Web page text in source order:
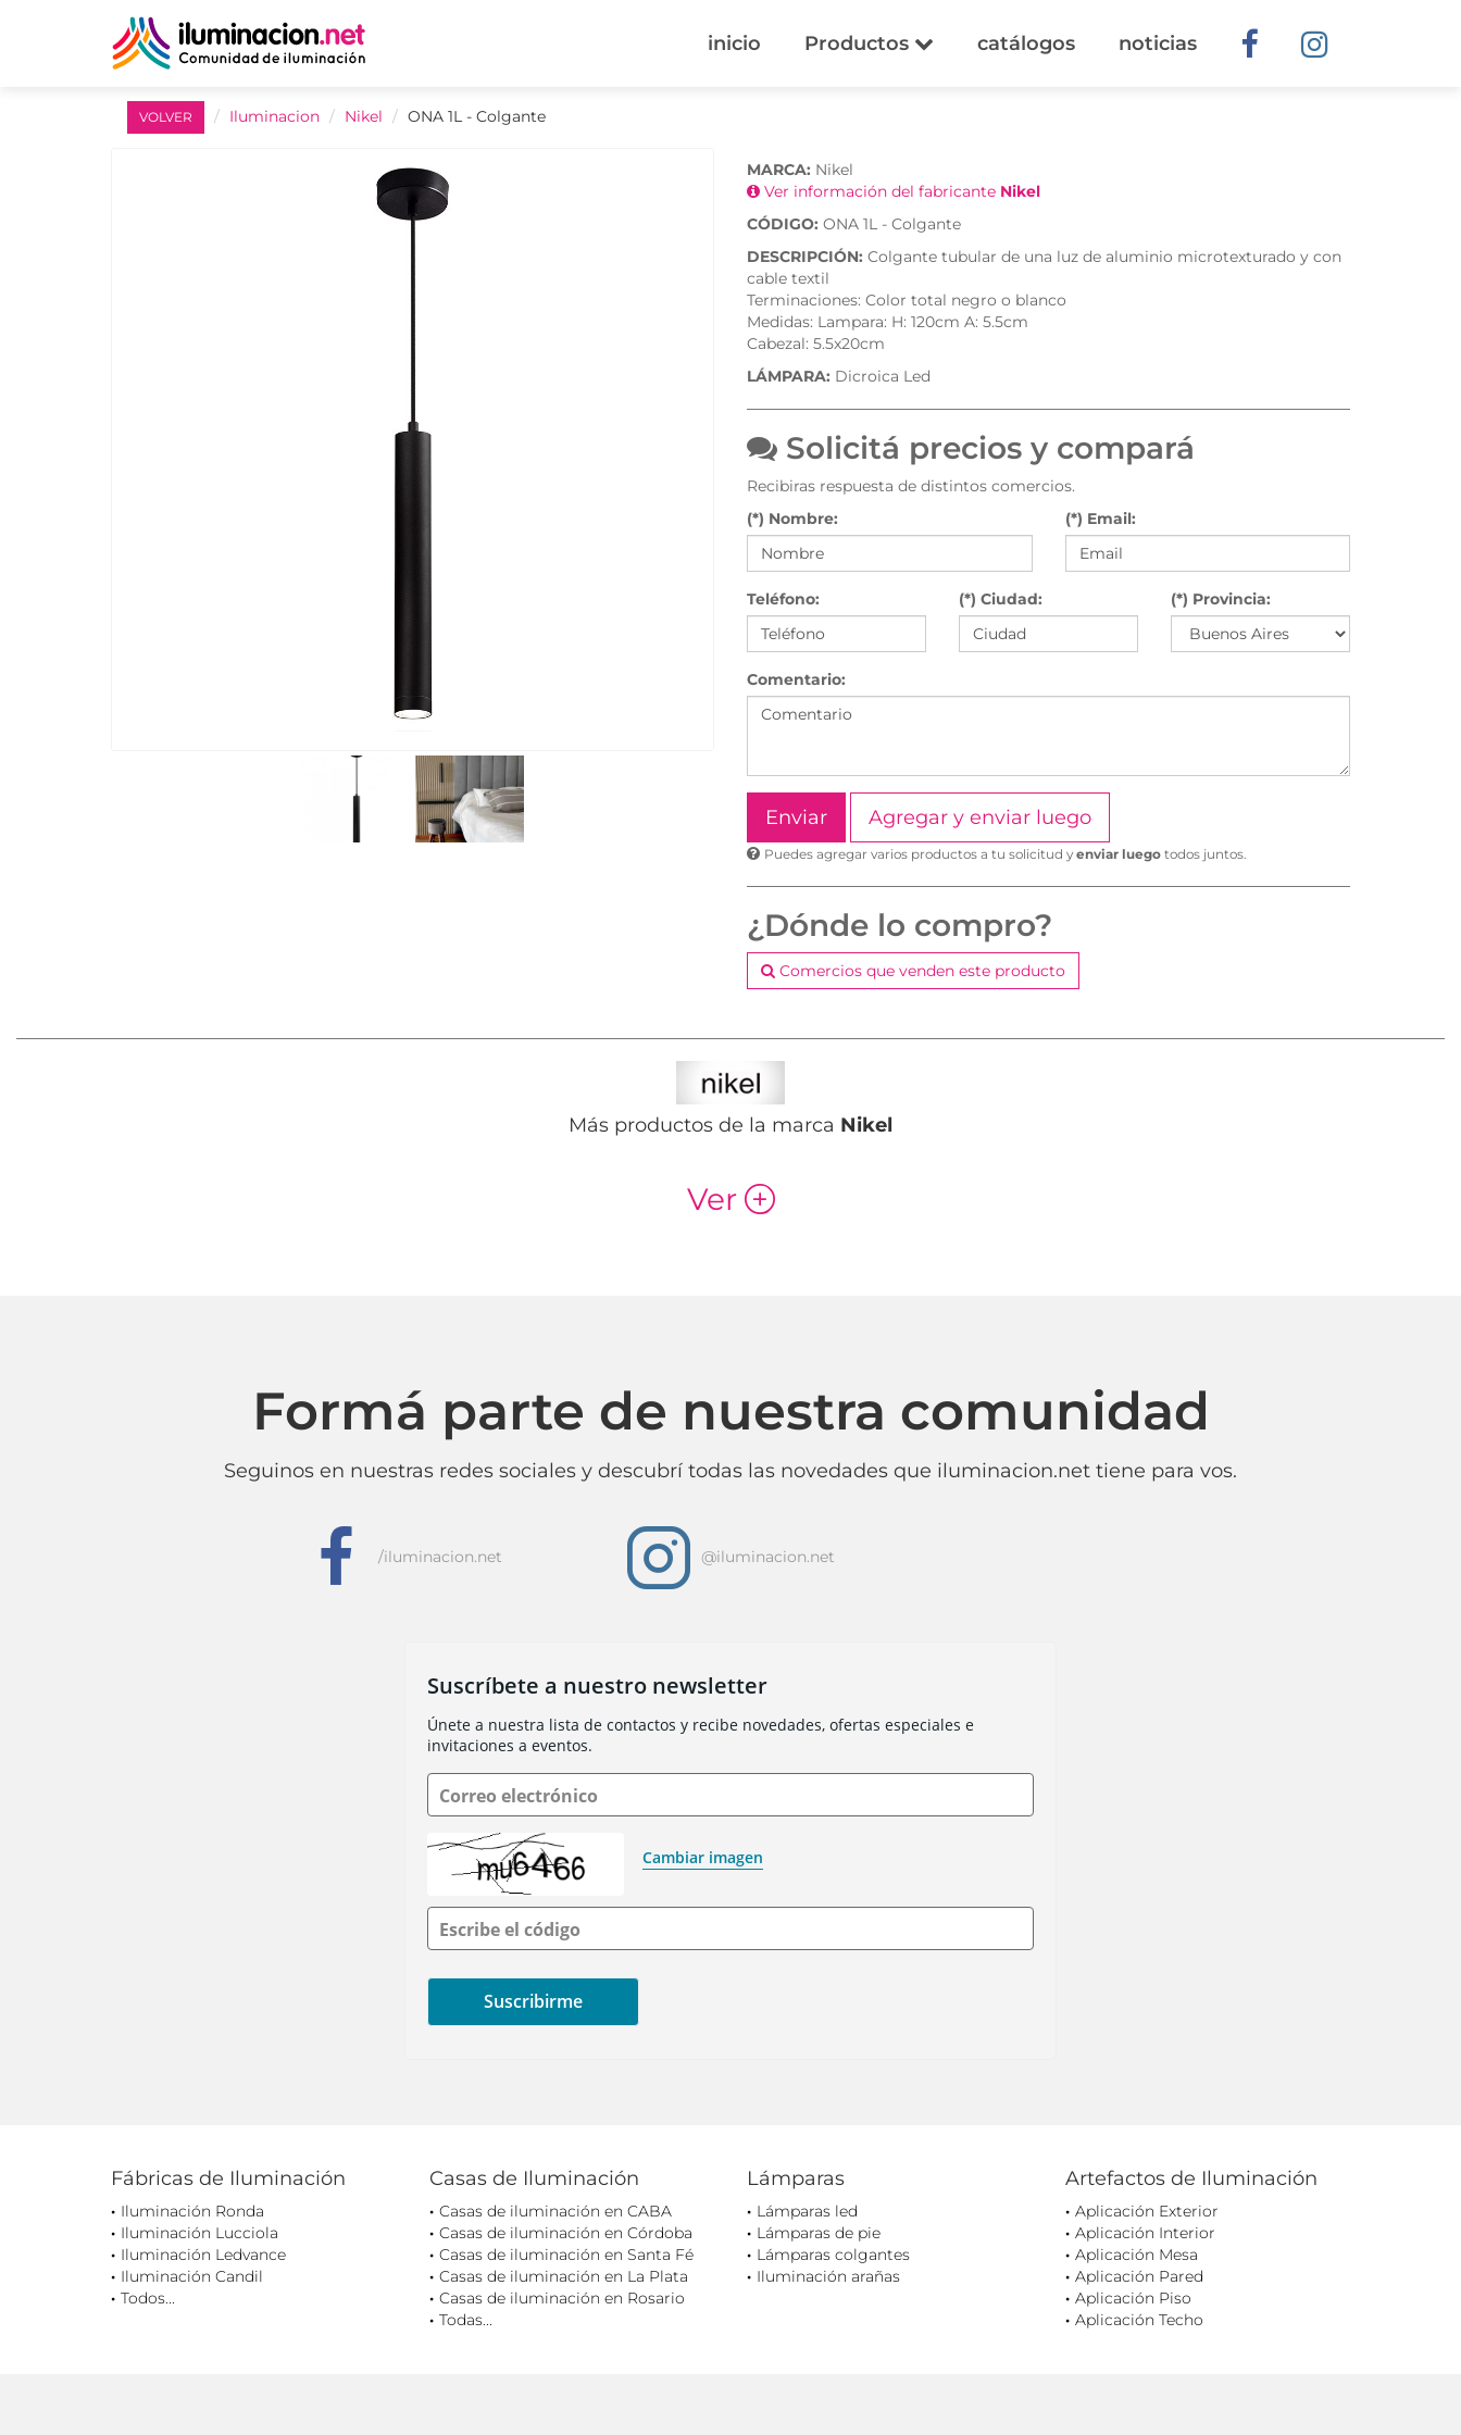
inicio Productos catálogos noticias
VOLVER Iluminacion Nikel ONA 1L - Colgante
MARCA: Nikel
Ver información del fabricante Nikel
CÓDIGO: ONA 1L - Colgante
DESCRIPCIÓN: Colgante tubular de una luz de aluminio microtexturado y con
cable textil
Terminaciones: Color total negro o blanco
Medidas: Lampara: H: 120cm A: 5.5cm
Cabezal: 5.5x20cm
LÁMPARA: Dicroica Led
Solicitá precios y compará
Recibiras respuesta de distintos comercios.
(*) Nombre:
(*) Email:
Teléfono: (*) Ciudad: (*) Provincia:
Comentario:
Agregar y enviar luego
Puedes agregar varios productos a tu solicitud y enviar luego todos juntos.
¿Dónde lo compro?
Comercios que venden este producto
Más productos de la marca Nikel
Ver p
Formá parte de nuestra comunidad
Seguinos en nuestras redes sociales y descubrí todas las novedades que iluminacion.net tiene para vos.
f /iluminacion.net i @iluminacion.net
Suscríbete a nuestro newsletter
Únete a nuestra lista de contactos y recibe novedades, ofertas especiales e
invitaciones a eventos.
Correo electrónico
Cambiar imagen
Escribe el código
Fábricas de Iluminación
Iluminación Ronda
Iluminación Lucciola
Iluminación Ledvance
Iluminación Candil
Todos...
Casas de Iluminación
Casas de iluminación en CABA
Casas de iluminación en Córdoba
Casas de iluminación en Santa Fé
Casas de iluminación en La Plata
Casas de iluminación en Rosario
Todas...
Lámparas
Lámparas led
Lámparas de pie
Lámparas colgantes
Iluminación arañas
Artefactos de Iluminación
Aplicación Exterior
Aplicación Interior
Aplicación Mesa
Aplicación Pared
Aplicación Piso
Aplicación Techo